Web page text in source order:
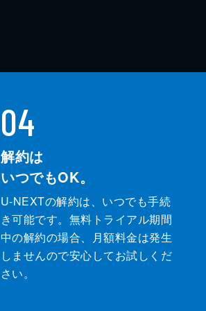
04
解約は
いつでもOK。
U-NEXTの解約は、いつでも手続
き可能です。無料トライアル期間
中の解約の場合、月額料金は発生
しませんので安心してお試しくだ
さい。